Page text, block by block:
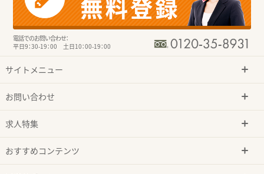
電話でのお問い合わせ：
平日9：30-19：00 土日10：00-19：00
サイトメニュー
お問い合わせ
求人特集
おすすめコンテンツ